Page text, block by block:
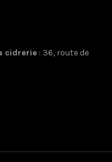
cidrerie : 36, route de